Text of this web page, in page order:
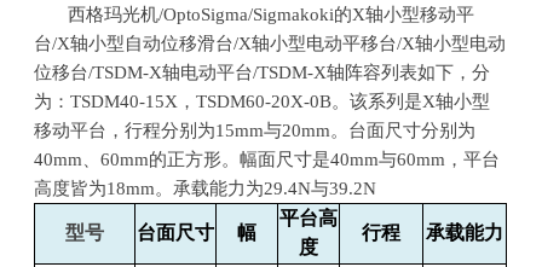
西格玛光机/OptoSigma/Sigmakoki的X轴小型移动平
台/X轴小型自动位移滑台/X轴小型电动平移台/X轴小型电动
位移台/TSDM-X轴电动平台/TSDM-X轴阵容列表如下，分
为：TSDM40-15X ，TSDM60-20X-0B。该系列是X轴小型
移动平台，行程分别为15mm与20mm。台面尺寸分别为
40mm 、60mm的正方形。幅面尺寸是40mm与60mm ，平台
高度皆为18mm。承载能力为29.4N与39.2N
型号 台面尺寸 幅
平台高
度
行程 承载能力